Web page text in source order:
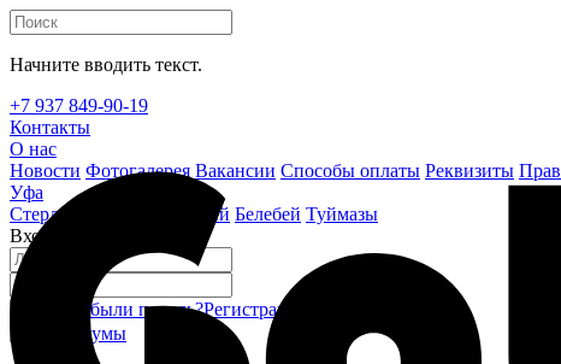
Начните вводить текст.
+7 937 849-90-19
Контакты
О нас
Новости Фотогалерея Вакансии Способы оплаты Реквизиты
Уфа
Стерлитамак
Октябрьский Белебей Туймазы
Вход на сайт
Забыли пароль?Регистрация